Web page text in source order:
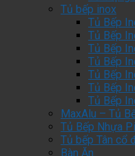
Tủ bếp inox
Tủ Bếp
Tủ Bếp
Tủ Bếp
Tủ Bếp
Tủ Bếp
Tủ Bếp
Tủ Bếp
MaxAlu – Tủ
Tủ Bếp Nhựa
Tủ bếp Tân cổ
Bàn Ăn